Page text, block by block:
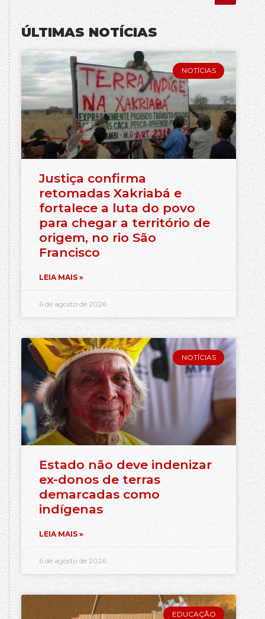
ÚLTIMAS NOTÍCIAS
NOTÍCIAS
Justiça confirma
retomadas Xakriabá e
fortalece a luta do povo
para chegar a território de
origem, no rio São
Francisco
LEIA MAIS »
6 de agosto de 2026
NOTÍCIAS
Estado não deve indenizar
ex-donos de terras
demarcadas como
indígenas
LEIA MAIS »
6 de agosto de 2026
EDUCAÇÃO